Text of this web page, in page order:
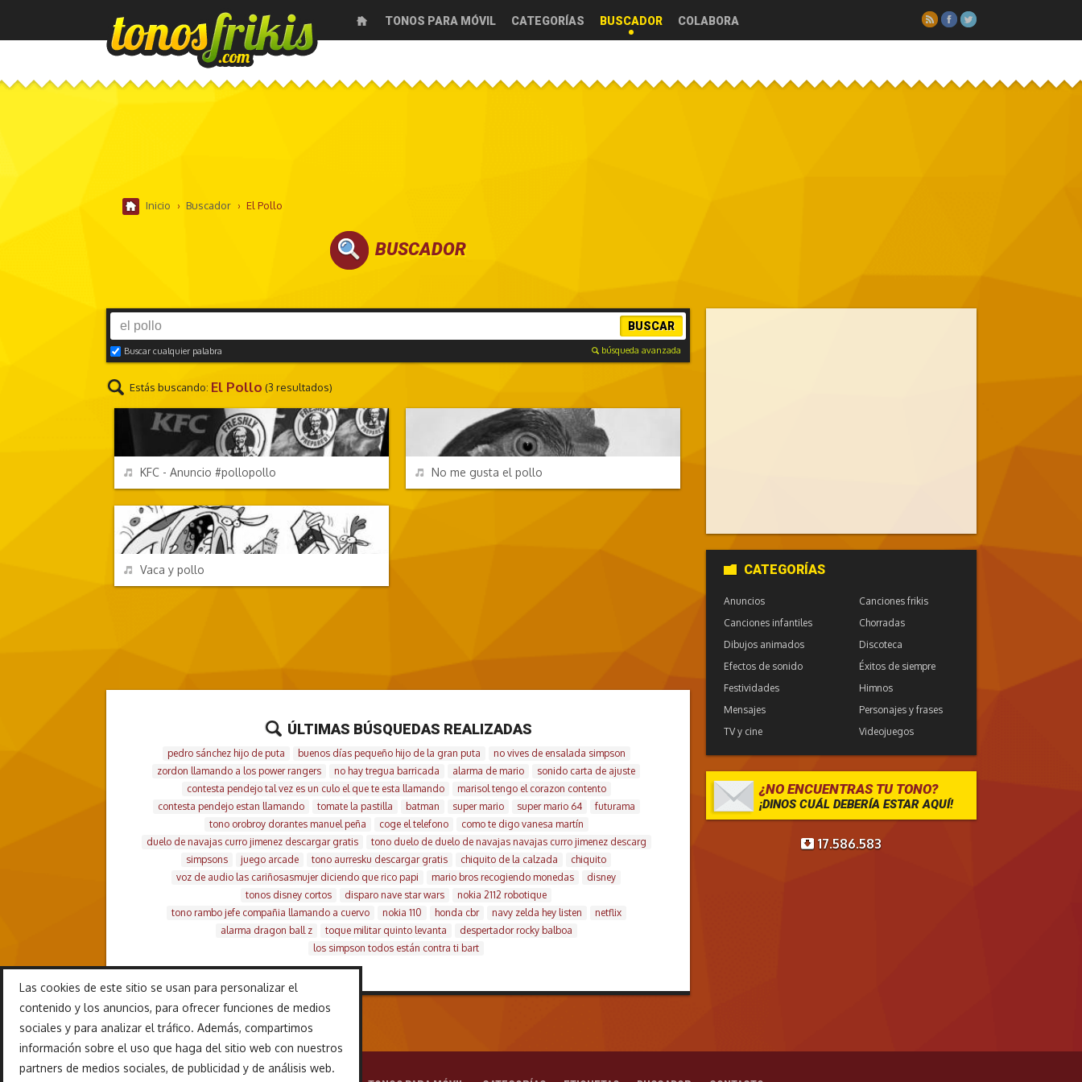
TONOS PARA MÓVIL CATEGORÍAS BUSCADOR COLABORA
Inicio › Buscador › El Pollo
BUSCADOR
BUSCAR
Buscar cualquier palabra búsqueda avanzada
Estás buscando: El Pollo (3 resultados)
ANUNCIOS
REPRODUCIR
KFC - Anuncio #pollopollo REPRODUCIR
No me gusta el pollo
DIBUJOS ANIMADOS
REPRODUCIR
Vaca y pollo
ÚLTIMAS BÚSQUEDAS REALIZADAS
pedro sánchez hijo de puta buenos días pequeño hijo de la gran puta
no vives de ensalada simpson
zordon llamando a los power rangers
no hay tregua barricada alarma de mario
sonido carta de ajuste
contesta pendejo tal vez es un culo el que te esta llamando
marisol tengo el corazon contento
contesta pendejo estan llamando
tomate la pastilla batman super mario super mario 64
futurama
tono orobroy dorantes manuel peña
coge el telefono
como te digo vanesa martín
duelo de navajas curro jimenez descargar gratis
tono duelo de duelo de navajas navajas curro jimenez descarg
simpsons
juego arcade tono aurresku descargar gratis chiquito de la calzada
chiquito
voz de audio las cariñosasmujer diciendo que rico papi
mario bros recogiendo monedas
disney
tonos disney cortos
disparo nave star wars
nokia 2112 robotique
tono rambo jefe compañia llamando a cuervo
nokia 110 honda cbr navy zelda hey listen
netflix
alarma dragon ball z
toque militar quinto levanta
despertador rocky balboa
los simpson todos están contra ti bart
CATEGORÍAS
Anuncios
Canciones frikis
Canciones infantiles
Chorradas
Dibujos animados
Discoteca
Efectos de sonido
Éxitos de siempre
Festividades
Himnos
Mensajes
Personajes y frases
TV y cine
Videojuegos
¿NO ENCUENTRAS TU TONO?
¡DINOS CUÁL DEBERÍA ESTAR AQUÍ!
17.586.583
Las cookies de este sitio se usan para personalizar el
contenido y los anuncios, para ofrecer funciones de medios
sociales y para analizar el tráfico. Además, compartimos
información sobre el uso que haga del sitio web con nuestros
partners de medios sociales, de publicidad y de análisis web.